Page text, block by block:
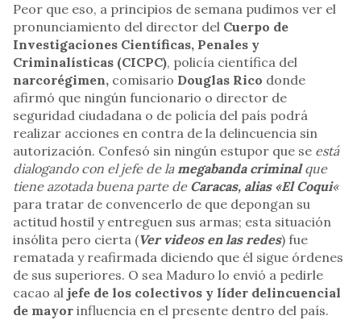
Peor que eso, a principios de semana pudimos ver el
pronunciamiento del director del Cuerpo de
Investigaciones Científicas, Penales y
Criminalísticas (CICPC), policía científica del
narcorégimen, comisario Douglas Rico donde
afirmó que ningún funcionario o director de
seguridad ciudadana o de policía del país podrá
realizar acciones en contra de la delincuencia sin
autorización. Confesó sin ningún estupor que se está
dialogando con el jefe de lamegabanda criminalque
tiene azotada buena parte de Caracas, alias «El Coqui«
para tratar de convencerlo de que depongan su
actitud hostil y entreguen sus armas; esta situación
insólita pero cierta (Ver videos en las redes) fue
rematada y reafirmada diciendo que él sigue órdenes
de sus superiores. O sea Maduro lo envió a pedirle
cacao al jefe de los colectivos y líder delincuencial
de mayor influencia en el presente dentro del país.